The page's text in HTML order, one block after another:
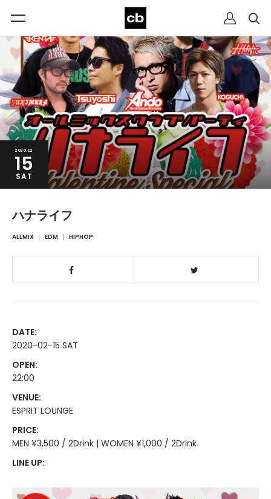
2020.02
15
SAT
ハナライフ
ALLMIX EDM HIPHOP
DATE:
2020-02-15 SAT
OPEN:
22:00
VENUE:
ESPRIT LOUNGE
PRICE:
MEN ¥3,500 / 2Drink | WOMEN ¥1,000 / 2Drink
LINE UP: